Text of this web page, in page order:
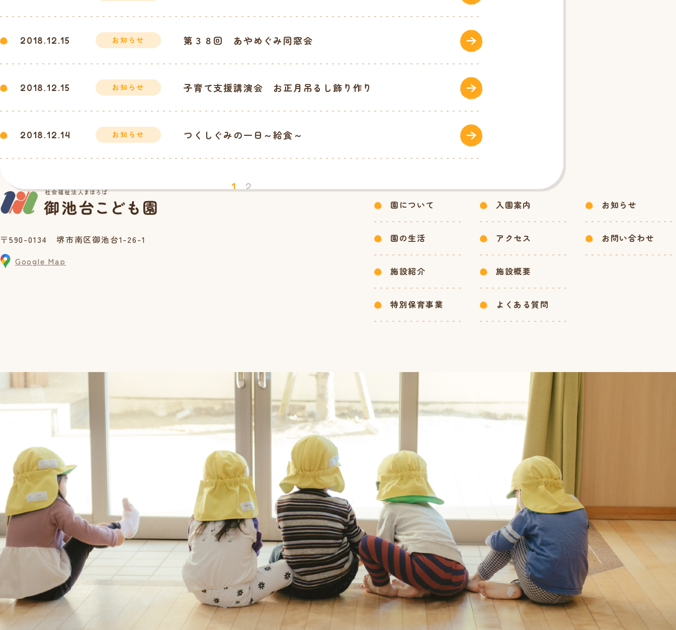
2018.12.15 お知らせ 第３８回 あやめぐみ同窓会
2018.12.15 お知らせ 子育て支援講演会 お正月吊るし飾り作り
2018.12.14 お知らせ つくしぐみの一日～給食～
1 2
〒590-0134 堺市南区御池台1-26-1
Google Map
園について
園の生活
施設紹介
特別保育事業
入園案内
アクセス
施設概要
よくある質問
お知らせ
お問い合わせ